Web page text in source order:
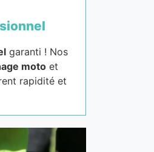
garanti ! Nos
motoet
rapidité et